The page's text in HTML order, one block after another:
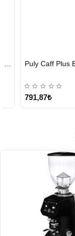
GÖNDERİ
791,87₺